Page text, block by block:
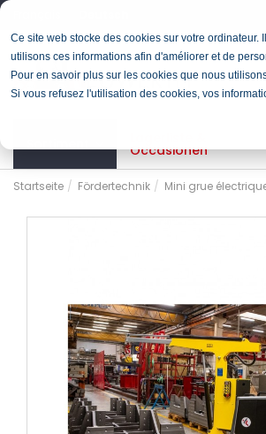
Ce site web stocke des cookies sur votre
utilisons ces informations afin d'améliorer et de
Pour en savoir plus sur les cookies que nous
Si vous refusez l'utilisation des cookies, vos
Occasionen
Startseite Fördertechnik Mini grue